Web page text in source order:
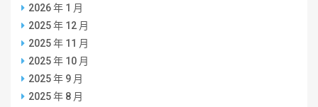
2026 年 1 月
2025 年 12 月
2025 年 11 月
2025 年 10 月
2025 年 9 月
2025 年 8 月